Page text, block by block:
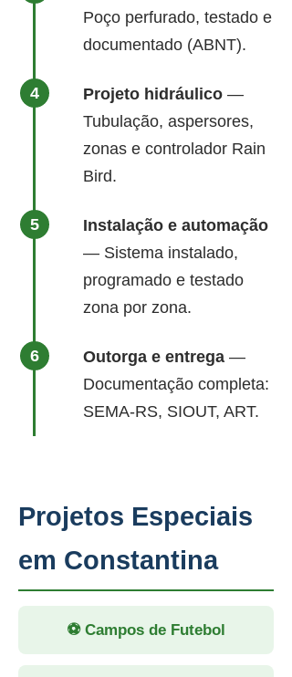
Poço perfurado, testado e
documentado (ABNT).
Projeto hidráulico —
Tubulação, aspersores,
zonas e controlador Rain
Bird.
Instalação e automação
— Sistema instalado,
programado e testado
zona por zona.
Outorga e entrega —
Documentação completa:
SEMA-RS, SIOUT, ART.
Projetos Especiais
em Constantina
⚽ Campos de Futebol